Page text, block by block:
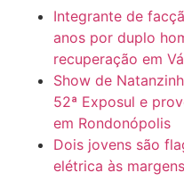
Integrante de
anos por duplo
recuperação em
Show de
52ª Exposul e
em Rondonópolis
Dois jovens são
elétrica às